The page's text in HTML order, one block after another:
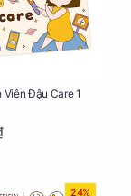
Viên Đậu Care 1
24%